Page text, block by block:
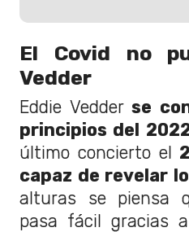
El Covid no
Vedder
Eddie Vedderse
principios del
último concierto el
capaz de revelar
alturas se piensa
pasa fácil gracias